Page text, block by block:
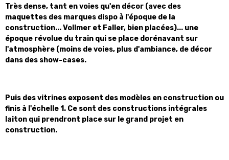
Très dense, tant en voies qu'en décor (avec des
maquettes des marques dispo à l'époque de la
construction... Vollmer et Faller, bien placées)... une
époque révolue du train qui se place dorénavant sur
l'atmosphère (moins de voies, plus d'ambiance, de décor
dans des show-cases.
Puis des vitrines exposent des modèles en construction ou
finis à l'échelle 1. Ce sont des constructions intégrales
laiton qui prendront place sur le grand projet en
construction.